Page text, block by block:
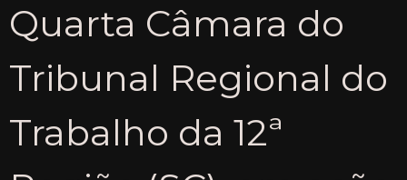
Quarta Câmara do
Tribunal Regional do
Trabalho da 12ª